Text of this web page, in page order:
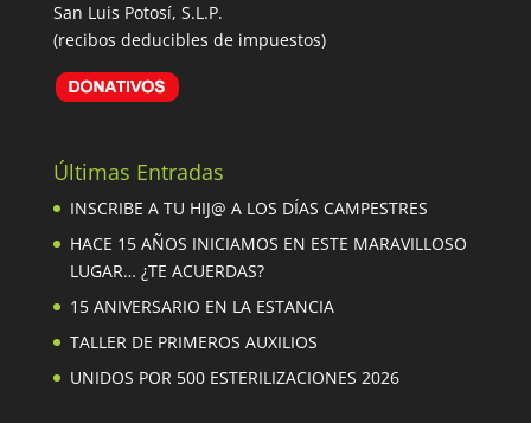
San Luis Potosí, S.L.P.
(recibos deducibles de impuestos)
Últimas Entradas
INSCRIBE A TU HIJ@ A LOS DÍAS CAMPESTRES
HACE 15 AÑOS INICIAMOS EN ESTE MARAVILLOSO
LUGAR… ¿TE ACUERDAS?
15 ANIVERSARIO EN LA ESTANCIA
TALLER DE PRIMEROS AUXILIOS
UNIDOS POR 500 ESTERILIZACIONES 2026